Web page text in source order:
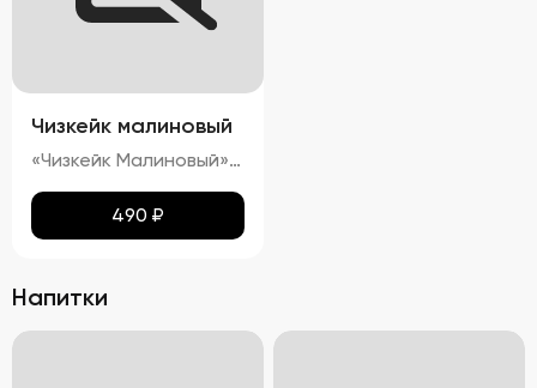
Чизкейк малиновый
«Чизкейк Малиновый» — изысканный десерт, воплощающий гармонию вкуса и красоты. Его гладкая, словно бархатная, поверхность украшена свежими ягодами малины, подчеркивающими яркость насыщенного красного цвета. Нежнейшая кремовая структура тает во рту, оставляя приятное послевкусие сливочного сыра с легкими нотками кислинки спелой малины. Аромат этого чизкейка пленяет сочетанием свежих ягод и сливочных оттенков, создавая ощущение настоящего кулинарного праздника.»
490 ₽
Напитки